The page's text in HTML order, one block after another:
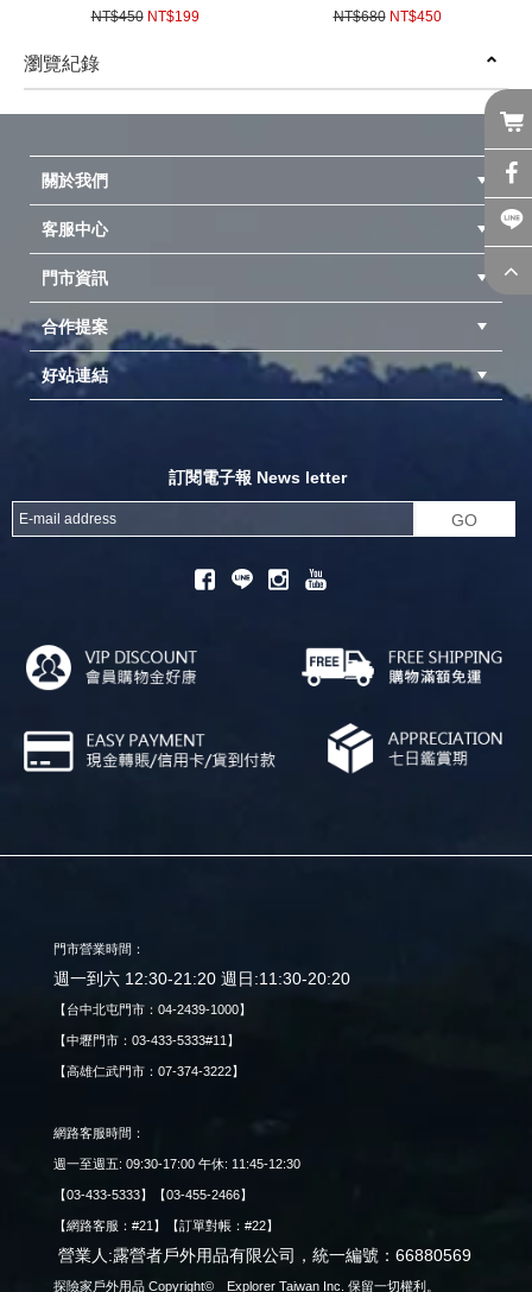
用途強力營繩 長50米 帳篷 天
NT$450 NT$199
鯉幟 祈福風水 日本和風節慶祈
NT$680 NT$450
瀏覽紀錄
prev
next
關於我們
客服中心
門市資訊
合作提案
異業合作
專案採購
成為供應商
好站連結
訂閱電子報 News letter
GO
門市營業時間：
週一到六 12:30-21:20 週日:11:30-20:20
【台中北屯門市：04-2439-1000】
【中壢門市：03-433-5333#11】
【高雄仁武門市：07-374-3222】
網路客服時間：
週一至週五: 09:30-17:00 午休: 11:45-12:30
【03-433-5333】【03-455-2466】
【網路客服：#21】【訂單對帳：#22】
營業人:露營者戶外用品有限公司，統一編號：66880569
探險家戶外用品 Copyright© Explorer Taiwan Inc. 保留一切權利。